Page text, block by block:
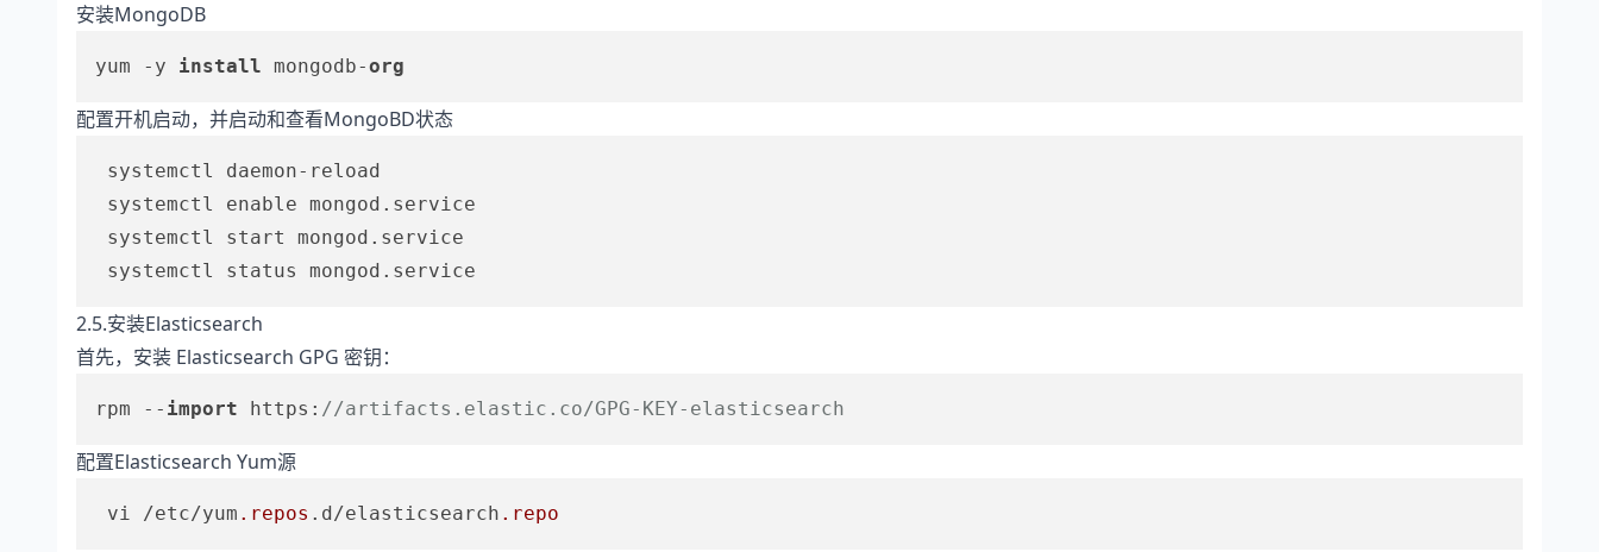
安装MongoDB
yum -y install mongodb-org
配置开机启动，并启动和查看MongoBD状态
systemctl daemon-reload
systemctl enable mongod.service
systemctl start mongod.service
system
2.5.安装Elasticsearch
首先，安装 Elasticsearch GPG 密钥：
rpm -- import https: //artifacts.elastic.co/GPG-KEY-elasticsearch
配置Elasticsearch Yum源
vi /etc/yum .repos .d/elasticsearch .repo